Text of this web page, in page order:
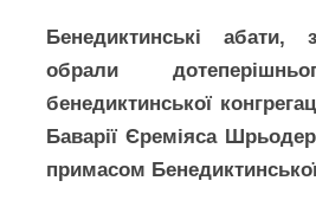
Бенедиктинські абати,
обрали
бенедиктинської
Баварії Єреміяса
примасом